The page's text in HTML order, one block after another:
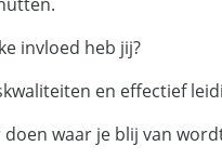
invloed heb jij?
en effectief
waar je blij van